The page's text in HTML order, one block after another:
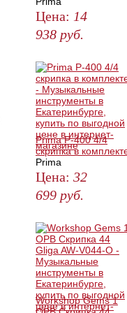
Цена: 14
938 руб.
Prima P-400 4/4
скрипка в
Prima
Цена: 32
699 руб.
Workshop Gems 1